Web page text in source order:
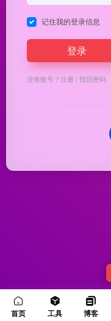
记住我的登录信息
登录
没有账号？注册/找回密码
Copyright © 2026 优渥导航
首页 工具 博客